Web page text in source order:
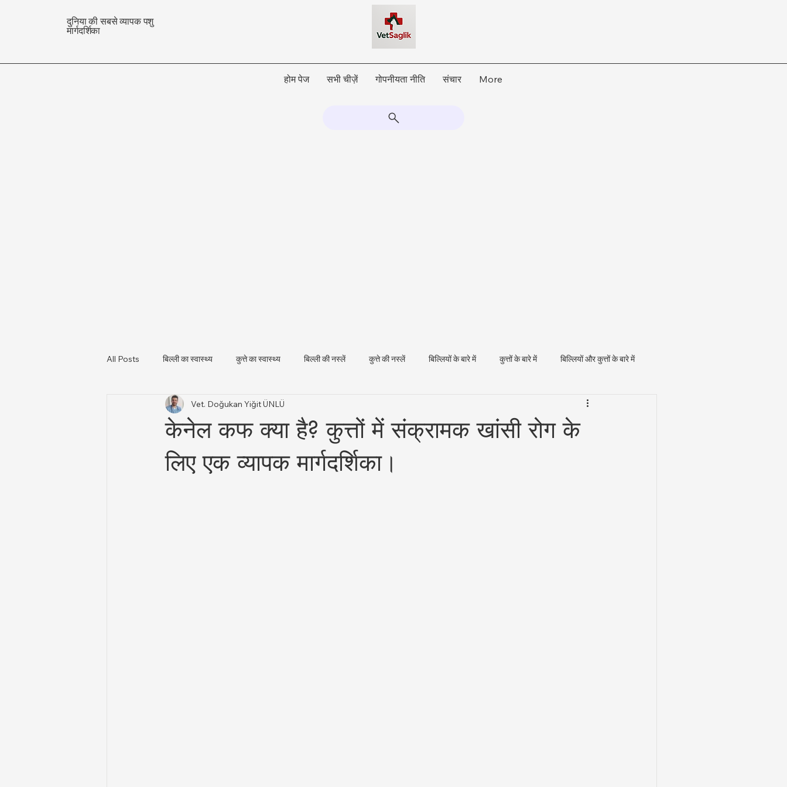
दुनिया की सबसे व्यापक पशु
मार्गदर्शिका
होम पेज सभी चीज़ें गोपनीयता नीति संचार More
All Posts बिल्ली का स्वास्थ्य कुत्ते का स्वास्थ्य बिल्ली की नस्लें कुत्ते की नस्लें बिल्लियों के बारे में कुत्तों के बारे में बिल्लियों और कुत्तों के बारे में
पशु स्वास्थ्य और नियामकीय अपडेट पशुधन स्वास्थ्य
केनेल कफ क्या है? कुत्तों में संक्रामक खांसी रोग के
लिए एक व्यापक मार्गदर्शिका।
Vet. Doğukan Yiğit ÜNLÜ